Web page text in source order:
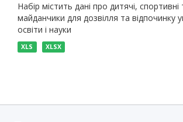
Набір містить дані про дитячі, спортивні
майданчики для дозвілля та відпочинку
освіти і науки
XLS XLSX